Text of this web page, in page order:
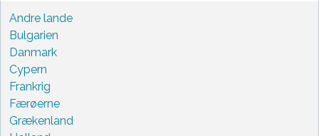
Andre lande
Bulgarien
Danmark
Cypern
Frankrig
Færøerne
Grækenland